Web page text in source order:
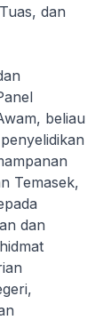
dan
beliau
Temasek,
dan